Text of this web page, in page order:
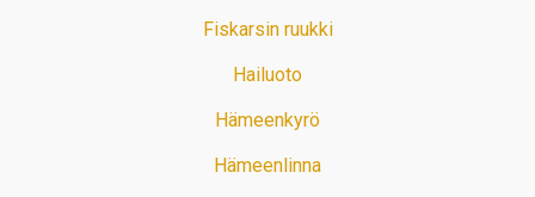
Fiskarsin ruukki
Hailuoto
Hämeenkyrö
Hämeenlinna